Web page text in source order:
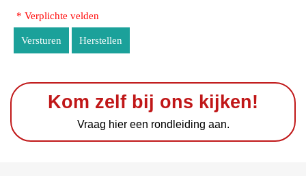
* Verplichte velden
Versturen Herstellen
Kom zelf bij ons kijken!
Vraag hier een rondleiding aan.